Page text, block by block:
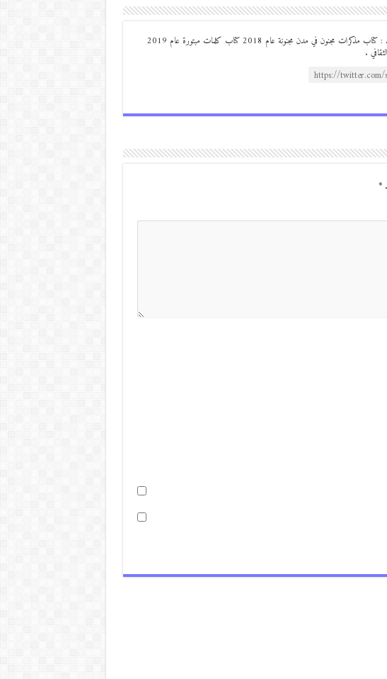
من مواليد ديرعلا ( الصوالحة) صدر له : كتاب مذكرات مجنون في مدن مجنونة عام 2018 كتاب كلمات مبتورة عام 2019
.
*